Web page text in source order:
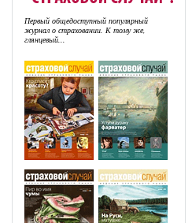
Первый общедоступный популярный
журнал о страховании. К тому же,
глянцевый...